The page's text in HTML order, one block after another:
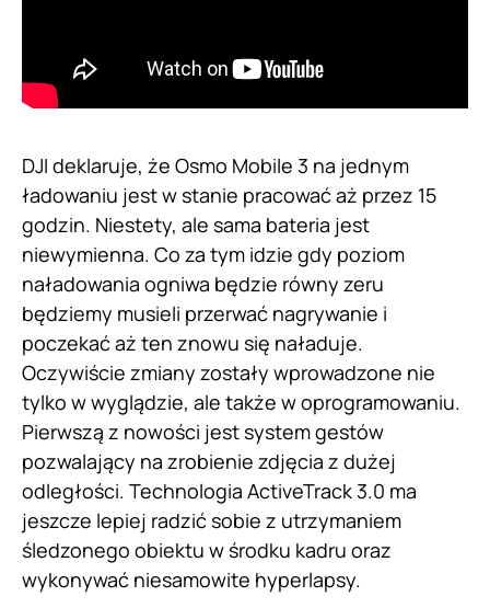
DJI deklaruje, że Osmo Mobile 3 na jednym
ładowaniu jest w stanie pracować aż przez 15
godzin. Niestety, ale sama bateria jest
niewymienna. Co za tym idzie gdy poziom
naładowania ogniwa będzie równy zeru
będziemy musieli przerwać nagrywanie i
poczekać aż ten znowu się naładuje.
Oczywiście zmiany zostały wprowadzone nie
tylko w wyglądzie, ale także w oprogramowaniu.
Pierwszą z nowości jest system gestów
pozwalający na zrobienie zdjęcia z dużej
odległości. Technologia ActiveTrack 3.0 ma
jeszcze lepiej radzić sobie z utrzymaniem
śledzonego obiektu w środku kadru oraz
wykonywać niesamowite hyperlapsy.